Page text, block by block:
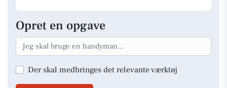
Opret en opgave
Der skal medbringes det relevante værktøj